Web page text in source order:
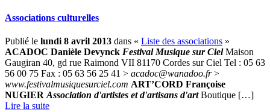
Associations culturelles
Publié le lundi 8 avril 2013 dans « Liste des associations »
ACADOC Danièle Devynck Festival Musique sur CielMaison
Gaugiran 40, gd rue Raimond VII 81170 Cordes sur Ciel Tel : 05 63
56 00 75 Fax : 05 63 56 25 41 > acadoc@wanadoo.fr>
www.festivalmusiquesurciel.com ART’CORD Françoise
NUGIER Association d'artistes et d'artisans d'artBoutique […] ­
Lire la suite